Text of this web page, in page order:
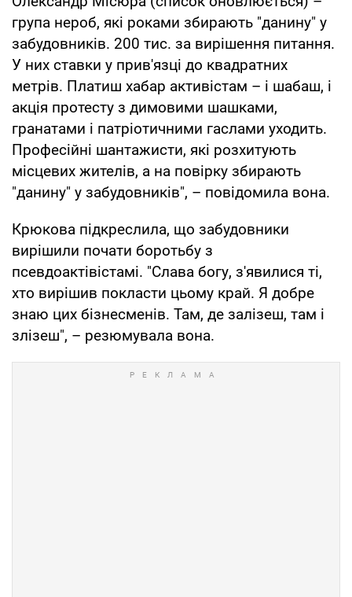
група нероб, які роками збирають "данину" у
забудовників. 200 тис. за вирішення питання.
У них ставки у прив'язці до квадратних
метрів. Платиш хабар активістам – і шабаш, і
акція протесту з димовими шашками,
гранатами і патріотичними гаслами уходить.
Професійні шантажисти, які розхитують
місцевих жителів, а на повірку збирають
"данину" у забудовників", – повідомила вона.
Крюкова підкреслила, що забудовники
вирішили почати боротьбу з
псевдоактівістамі. "Слава богу, з'явилися ті,
хто вирішив покласти цьому край. Я добре
знаю цих бізнесменів. Там, де залізеш, там і
злізеш", – резюмувала вона.